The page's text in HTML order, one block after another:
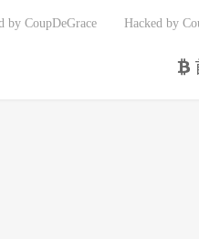
by CoupDeGrace Hacked by